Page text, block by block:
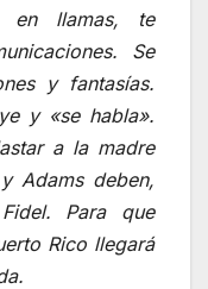
en llamas, te
Se
y fantasías.
y «se habla».
a la madre
Adams deben,
Para que
Rico llegará